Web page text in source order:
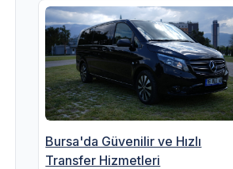
Bursa'da Güvenilir ve Hızlı
Transfer Hizmetleri